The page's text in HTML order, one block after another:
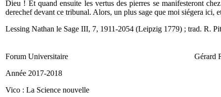
Dieu ! Et quand ensuite les vertus des pierres se manifesteront
derechef devant ce tribunal. Alors, un plus sage que moi siégera ici,
Lessing Nathan le Sage III, 7, 1911-2054 (Leipzig 1779) ; trad. R.
Forum Universitaire Gérard
Année 2017-2018
Vico : La Science nouvelle